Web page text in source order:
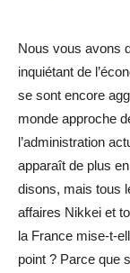
Nous vous avons
inquiétant de
se sont encore
monde approche
l’administration
apparaît de plus
disons, mais tous
affaires Nikkei et
la France mise-t-
point ? Parce que